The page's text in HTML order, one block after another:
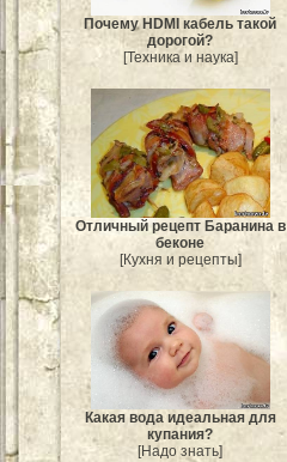
Почему HDMI кабель такой
дорогой?
[Техника и наука]
Отличный рецепт Баранина в
беконе
[Кухня и рецепты]
Какая вода идеальная для
купания?
[Надо знать]